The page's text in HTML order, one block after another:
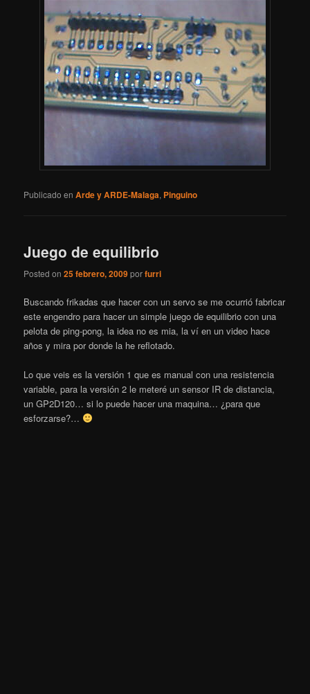
Publicado en Arde y ARDE-Malaga, Pinguino
Juego de equilibrio
Posted on25 febrero, 2009porfurri
Buscando frikadas que hacer con un servo se me ocurrió fabricar
este engendro para hacer un simple juego de equilibrio con una
pelota de ping-pong, la idea no es mia, la ví en un video hace
años y mira por donde la he reflotado.
Lo que veis es la versión 1 que es manual con una resistencia
variable, para la versión 2 le meteré un sensor IR de distancia,
un GP2D120… si lo puede hacer una maquina… ¿para que
esforzarse?…